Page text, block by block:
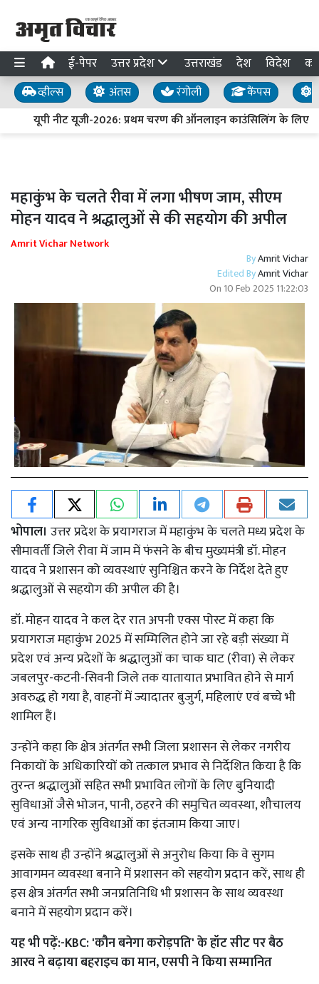
ई-पेपर उत्तर प्रदेश उत्तराखंड देश विदेश
व्हील्स अंतस रंगोली कैंपस
यूपी नीट यूजी-2026: प्रथम चरण की ऑनलाइन काउंसिलिंग के लिए
महाकुंभ के चलते रीवा में लगा भीषण जाम, सीएम
मोहन यादव ने श्रद्धालुओं से की सहयोग की अपील
Amrit Vichar Network
ByAmrit Vichar
Edited ByAmrit Vichar
On 10 Feb 2025 11:22:03
भोपाल। उत्तर प्रदेश के प्रयागराज में महाकुंभ के चलते मध्य प्रदेश के
सीमावर्ती जिले रीवा में जाम में फंसने के बीच मुख्यमंत्री डॉ. मोहन
यादव ने प्रशासन को व्यवस्थाएं सुनिश्चित करने के निर्देश देते हुए
श्रद्धालुओं से सहयोग की अपील की है।
डॉ. मोहन यादव ने कल देर रात अपनी एक्स पोस्ट में कहा कि
प्रयागराज महाकुंभ 2025 में सम्मिलित होने जा रहे बड़ी संख्या में
प्रदेश एवं अन्य प्रदेशों के श्रद्धालुओं का चाक घाट (रीवा) से लेकर
जबलपुर-कटनी-सिवनी जिले तक यातायात प्रभावित होने से मार्ग
अवरुद्ध हो गया है, वाहनों में ज्यादातर बुजुर्ग, महिलाएं एवं बच्चे भी
शामिल हैं।
उन्होंने कहा कि क्षेत्र अंतर्गत सभी जिला प्रशासन से लेकर नगरीय
निकायों के अधिकारियों को तत्काल प्रभाव से निर्देशित किया है कि
तुरन्त श्रद्धालुओं सहित सभी प्रभावित लोगों के लिए बुनियादी
सुविधाओं जैसे भोजन, पानी, ठहरने की समुचित व्यवस्था, शौचालय
एवं अन्य नागरिक सुविधाओं का इंतजाम किया जाए।
इसके साथ ही उन्होंने श्रद्धालुओं से अनुरोध किया कि वे सुगम
आवागमन व्यवस्था बनाने में प्रशासन को सहयोग प्रदान करें, साथ ही
इस क्षेत्र अंतर्गत सभी जनप्रतिनिधि भी प्रशासन के साथ व्यवस्था
बनाने में सहयोग प्रदान करें।
यह भी पढ़ें:-KBC: 'कौन बनेगा करोड़पति' के हॉट सीट पर बैठ
आरव ने बढ़ाया बहराइच का मान, एसपी ने किया सम्मानित